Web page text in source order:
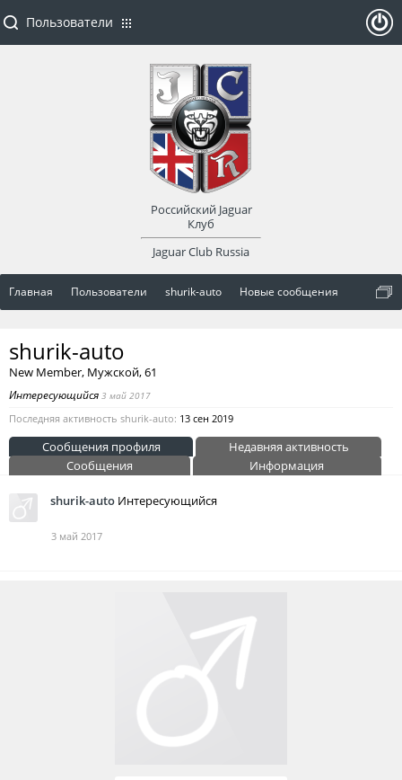
Главная Пользователи shurik-auto Новые сообщения
shurik-auto
New Member, Мужской, 61
Интересующийся 3 май 2017
Последняя активность shurik-auto: 13 сен 2019
Сообщения профиля
Недавняя активность
Сообщения
Информация
shurik-auto Интересующийся
3 май 2017
Пользователи
Российский Jaguar
Клуб
Jaguar Club Russia
оват